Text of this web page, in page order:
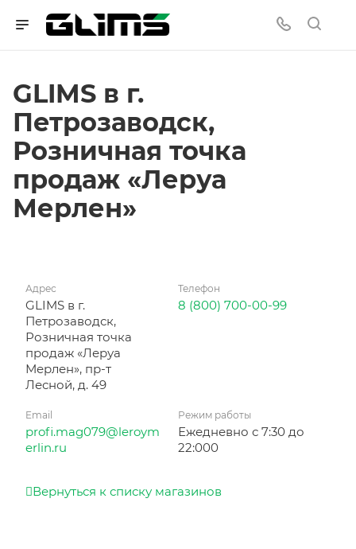
GLIMS в г.
Петрозаводск,
Розничная точка
продаж «Леруа
Мерлен»
Адрес
GLIMS в г.
Петрозаводск,
Розничная точка
продаж «Леруа
Мерлен», пр-т
Лесной, д. 49
Телефон
8 (800) 700-00-99
Email
profi.mag079@leroym
erlin.ru
Режим работы
Ежедневно с 7:30 до
22:000
Вернуться к списку магазинов